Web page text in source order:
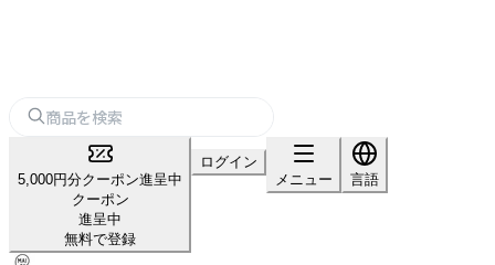
5,000円分クーポン進呈中
クーポン
進呈中
無料で登録
ログイン
メニュー
言語